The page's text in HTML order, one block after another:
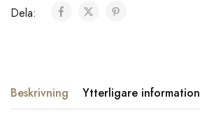
Dela:
Beskrivning Ytterligare information